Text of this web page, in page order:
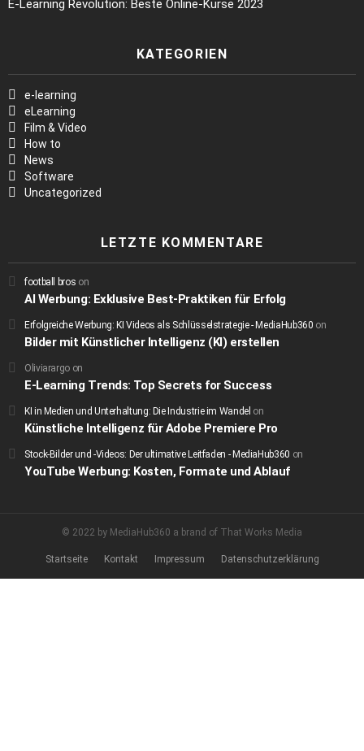
E-Learning Revolution: Beste Online-Kurse 2023
KATEGORIEN
e-learning
eLearning
Film & Video
How to
News
Software
Uncategorized
LETZTE KOMMENTARE
football bros on
AI Werbung: Exklusive Best-Praktiken für Erfolg
Erfolgreiche Werbung: KI Videos als Schlüsselstrategie - MediaHub360 on
Bilder mit Künstlicher Intelligenz (KI) erstellen
Oliviarargo on
E-Learning Trends: Top Secrets for Success
KI in Medien und Unterhaltung: Die Industrie im Wandel on
Künstliche Intelligenz für Adobe Premiere Pro
Stock-Bilder und -Videos: Der ultimative Leitfaden - MediaHub360 on
YouTube Werbung: Kosten, Formate und Ablauf
© 2022 by MediaHub360 a brand of That Works Media
Startseite Kontakt Impressum Datenschutzerklärung